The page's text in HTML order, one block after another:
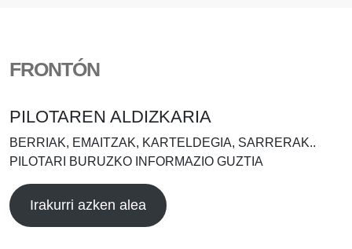
FRONTÓN
PILOTAREN ALDIZKARIA
BERRIAK, EMAITZAK, KARTELDEGIA, SARRERAK..
PILOTARI BURUZKO INFORMAZIO GUZTIA
Irakurri azken alea